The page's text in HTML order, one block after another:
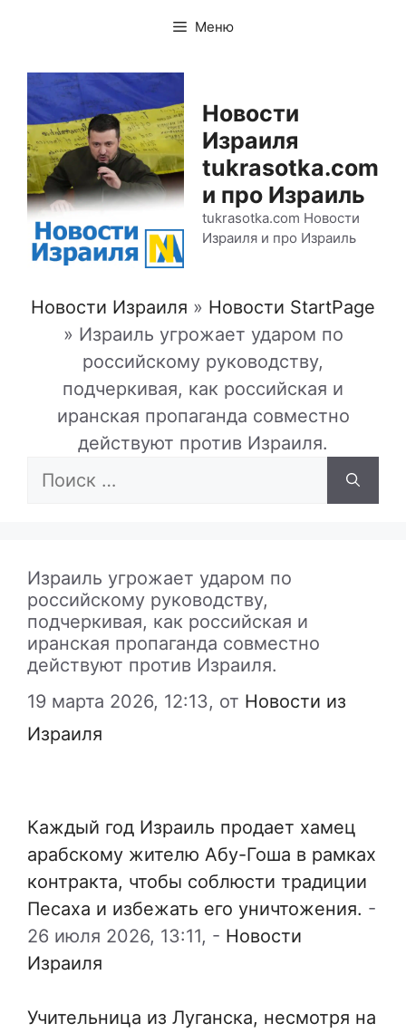
содержимому
Меню
Новости
Израиля
tukrasotka.com
и про Израиль
tukrasotka.com Новости
Израиля и про Израиль
Новости Израиля » Новости StartPage
» Израиль угрожает ударом по
российскому руководству,
подчеркивая, как российская и
иранская пропаганда совместно
действуют против Израиля.
Поиск:
Израиль угрожает ударом по
российскому руководству,
подчеркивая, как российская и
иранская пропаганда совместно
действуют против Израиля.
19 марта 2026, 12:13, от Новости из
Израиля
Каждый год Израиль продает хамец
арабскому жителю Абу-Гоша в рамках
контракта, чтобы соблюсти традиции
Песаха и избежать его уничтожения. -
26 июля 2026, 13:11, - Новости
Израиля
Учительница из Луганска, несмотря на